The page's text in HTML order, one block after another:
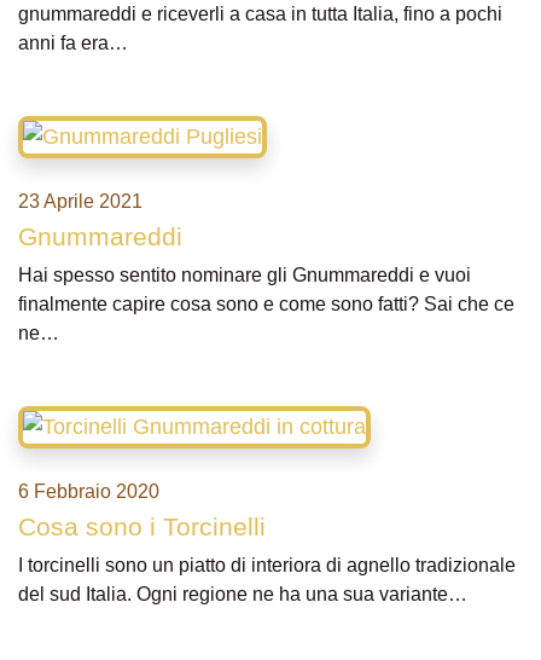
gnummareddi e riceverli a casa in tutta Italia, fino a pochi
anni fa era…
23 Aprile 2021
Gnummareddi
Hai spesso sentito nominare gli Gnummareddi e vuoi
finalmente capire cosa sono e come sono fatti? Sai che ce
ne…
6 Febbraio 2020
Cosa sono i Torcinelli
I torcinelli sono un piatto di interiora di agnello tradizionale
del sud Italia. Ogni regione ne ha una sua variante…